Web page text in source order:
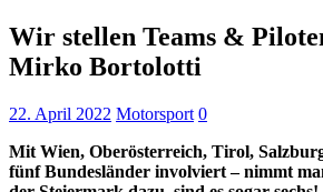
Wir stellen Teams &
Mirko Bortolotti
22. April 2022 Motorsport 0
Mit Wien, Oberösterreich, Tirol,
fünf Bundesländer involviert – nimmt